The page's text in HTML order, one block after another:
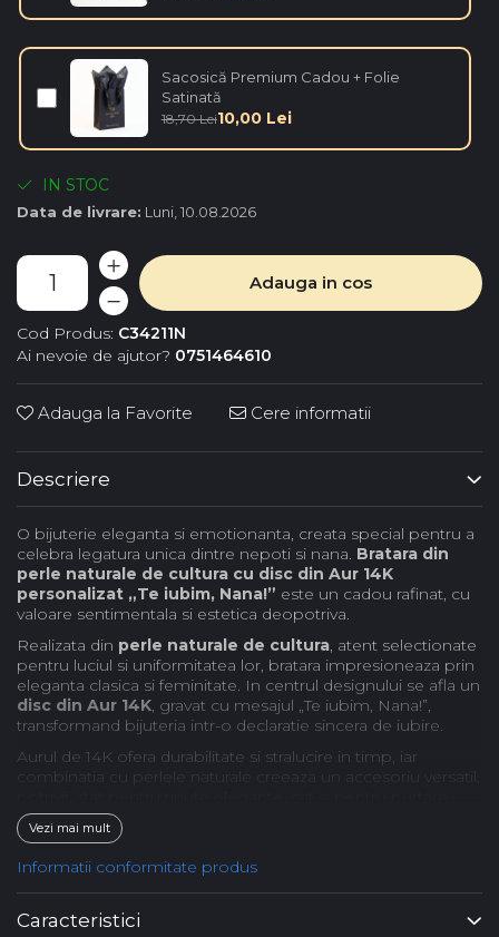
Sacosică Premium Cadou + Folie
Satinată
18,70 Lei10,00 Lei
IN STOC
Data de livrare: Luni, 10.08.2026
Adauga in cos
Cod Produs: C34211N
Ai nevoie de ajutor? 0751464610
Adauga la Favorite Cere informatii
Descriere
O bijuterie eleganta si emotionanta, creata special pentru a
celebra legatura unica dintre nepoti si nana. Bratara din
perle naturale de cultura cu disc din Aur 14K
personalizat „Te iubim, Nana!” este un cadou rafinat, cu
valoare sentimentala si estetica deopotriva.
Realizata din perle naturale de cultura, atent selectionate
pentru luciul si uniformitatea lor, bratara impresioneaza prin
eleganta clasica si feminitate. In centrul designului se afla un
disc din Aur 14K, gravat cu mesajul „Te iubim, Nana!”,
transformand bijuteria intr-o declaratie sincera de iubire.
Aurul de 14K ofera durabilitate si stralucire in timp, iar
combinatia cu perlele naturale creeaza un accesoriu versatil,
zilnica.
Aceasta bratara este alegerea ideala daca esti in cautare de:
- cadou pentru nana
- bratara personalizata pentru nana
Vezi mai mult
Informatii conformitate produs
Caracteristici